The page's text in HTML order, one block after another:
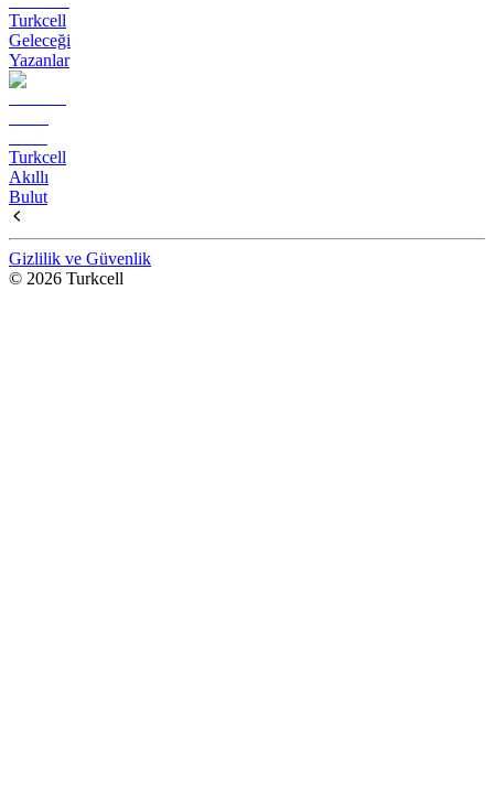
Turkcell
Geleceği
Yazanlar
Turkcell
Akıllı
Bulut
Gizlilik ve Güvenlik
© 2026 Turkcell